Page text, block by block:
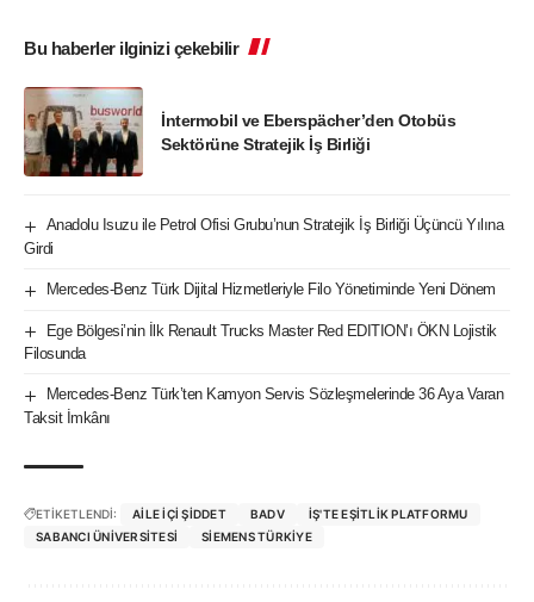
Bu haberler ilginizi çekebilir
İntermobil ve Eberspächer’den Otobüs
Sektörüne Stratejik İş Birliği
Anadolu Isuzu ile Petrol Ofisi Grubu’nun Stratejik İş Birliği Üçüncü Yılına
Girdi
Mercedes-Benz Türk Dijital Hizmetleriyle Filo Yönetiminde Yeni Dönem
Ege Bölgesi’nin İlk Renault Trucks Master Red EDITION’ı ÖKN Lojistik
Filosunda
Mercedes-Benz Türk’ten Kamyon Servis Sözleşmelerinde 36 Aya Varan
Taksit İmkânı
ETİKETLENDİ: AILE İÇI ŞIDDET BADV
İŞ'TE EŞITLIK PLATFORMU
SABANCI ÜNIVERSITESI
SIEMENS TÜRKIYE